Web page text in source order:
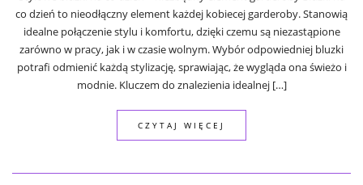
co dzień to nieodłączny element każdej kobiecej garderoby. Stanowią
idealne połączenie stylu i komfortu, dzięki czemu są niezastąpione
zarówno w pracy, jak i w czasie wolnym. Wybór odpowiedniej bluzki
potrafi odmienić każdą stylizację, sprawiając, że wygląda ona świeżo i
modnie. Kluczem do znalezienia idealnej […]
CZYTAJ WIĘCEJ